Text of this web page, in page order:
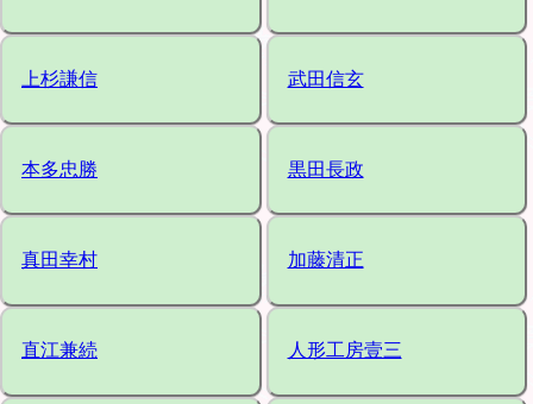
上杉謙信 武田信玄
本多忠勝 黒田長政
真田幸村 加藤清正
直江兼続 人形工房壹三